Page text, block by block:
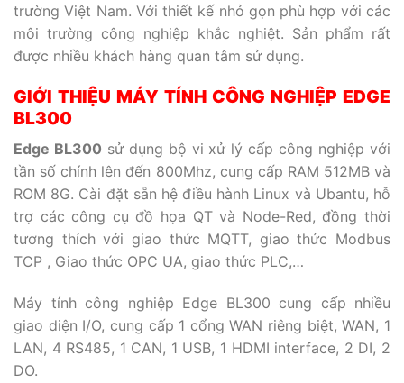
trường Việt Nam. Với thiết kế nhỏ gọn phù hợp với các
môi trường công nghiệp khắc nghiệt. Sản phẩm rất
được nhiều khách hàng quan tâm sử dụng.
GIỚI THIỆU MÁY TÍNH CÔNG NGHIỆP EDGE
BL300
Edge BL300 sử dụng bộ vi xử lý cấp công nghiệp với
tần số chính lên đến 800Mhz, cung cấp RAM 512MB và
ROM 8G. Cài đặt sẵn hệ điều hành Linux và Ubantu, hỗ
trợ các công cụ đồ họa QT và Node-Red, đồng thời
tương thích với giao thức MQTT, giao thức Modbus
TCP , Giao thức OPC UA, giao thức PLC,…
Máy tính công nghiệp Edge BL300 cung cấp nhiều
giao diện I/O, cung cấp 1 cổng WAN riêng biệt, WAN, 1
LAN, 4 RS485, 1 CAN, 1 USB, 1 HDMI interface, 2 DI, 2
DO.